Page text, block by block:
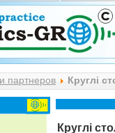
партнеров Круглі
Круглі